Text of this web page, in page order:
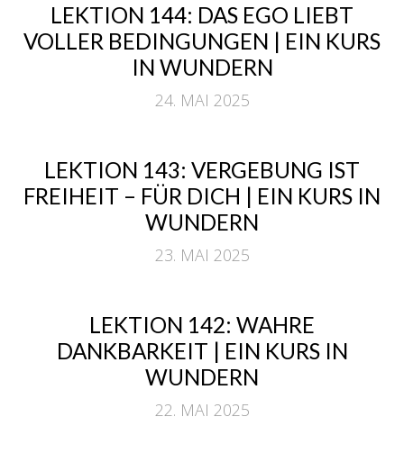
LEKTION 144: DAS EGO LIEBT
VOLLER BEDINGUNGEN | EIN KURS
IN WUNDERN
24. MAI 2025
LEKTION 143: VERGEBUNG IST
FREIHEIT – FÜR DICH | EIN KURS IN
WUNDERN
23. MAI 2025
LEKTION 142: WAHRE
DANKBARKEIT | EIN KURS IN
WUNDERN
22. MAI 2025